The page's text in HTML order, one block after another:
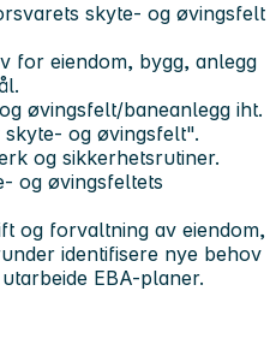
skyte- og øvingsfelt
for eiendom, bygg, anlegg
øvingsfelt/baneanlegg iht.
og øvingsfelt".
og sikkerhetsrutiner.
og øvingsfeltets
og forvaltning av eiendom,
identifisere nye behov
EBA-planer.